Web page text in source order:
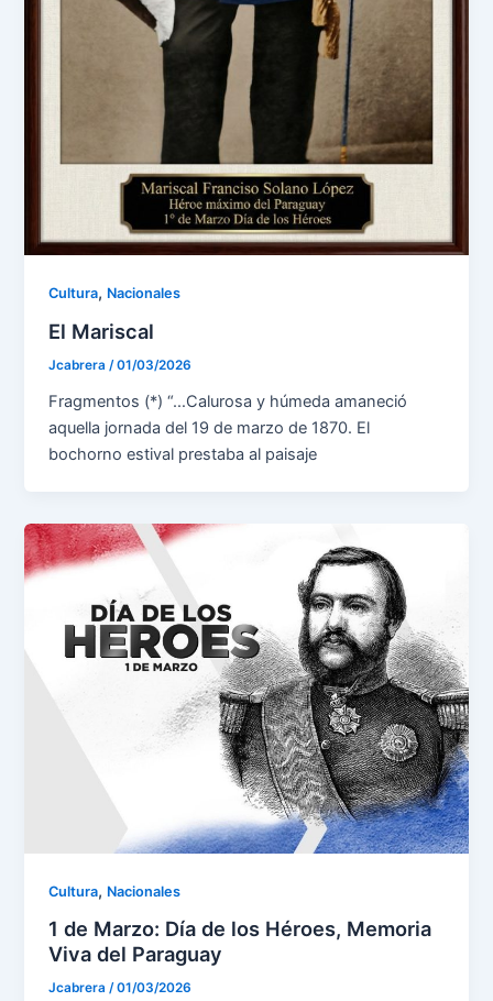
Cultura, Nacionales
El Mariscal
Jcabrera/01/03/2026
Fragmentos (*) “…Calurosa y húmeda amaneció
aquella jornada del 19 de marzo de 1870. El
bochorno estival prestaba al paisaje
Cultura, Nacionales
1 de Marzo: Día de los Héroes, Memoria
Viva del Paraguay
Jcabrera/01/03/2026